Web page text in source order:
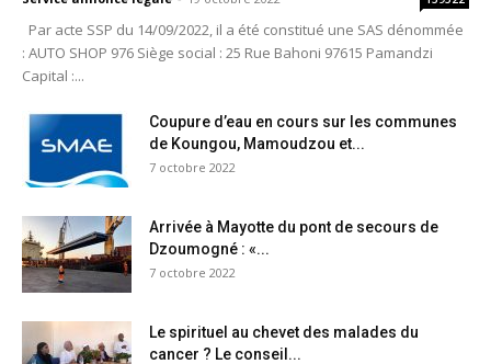
Par acte SSP du 14/09/2022, il a été constitué une SAS dénommée
: AUTO SHOP 976 Siège social : 25 Rue Bahoni 97615 Pamandzi
Capital :...
Coupure d’eau en cours sur les communes
de Koungou, Mamoudzou et...
7 octobre 2022
Arrivée à Mayotte du pont de secours de
Dzoumogné : «...
7 octobre 2022
Le spirituel au chevet des malades du
cancer ? Le conseil...